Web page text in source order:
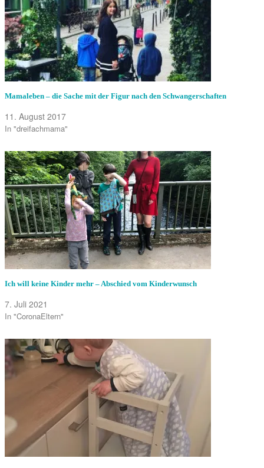
Mamaleben – die Sache mit der Figur nach den Schwangerschaften
11. August 2017
In "dreifachmama"
Ich will keine Kinder mehr – Abschied vom Kinderwunsch
7. Juli 2021
In "CoronaEltern"